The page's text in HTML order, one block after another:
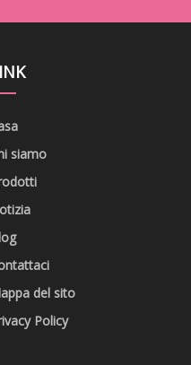
siamo
del sito
Policy